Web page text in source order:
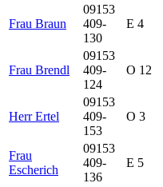
Frau Braun
09153
409-
130
E 4
Frau Brendl
09153
409-
124
O 12
Herr Ertel
09153
409-
153
O 3
Frau
Escherich
09153
409-
136
E 5